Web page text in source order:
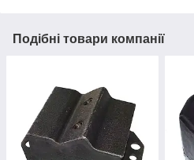
Подібні товари компанії